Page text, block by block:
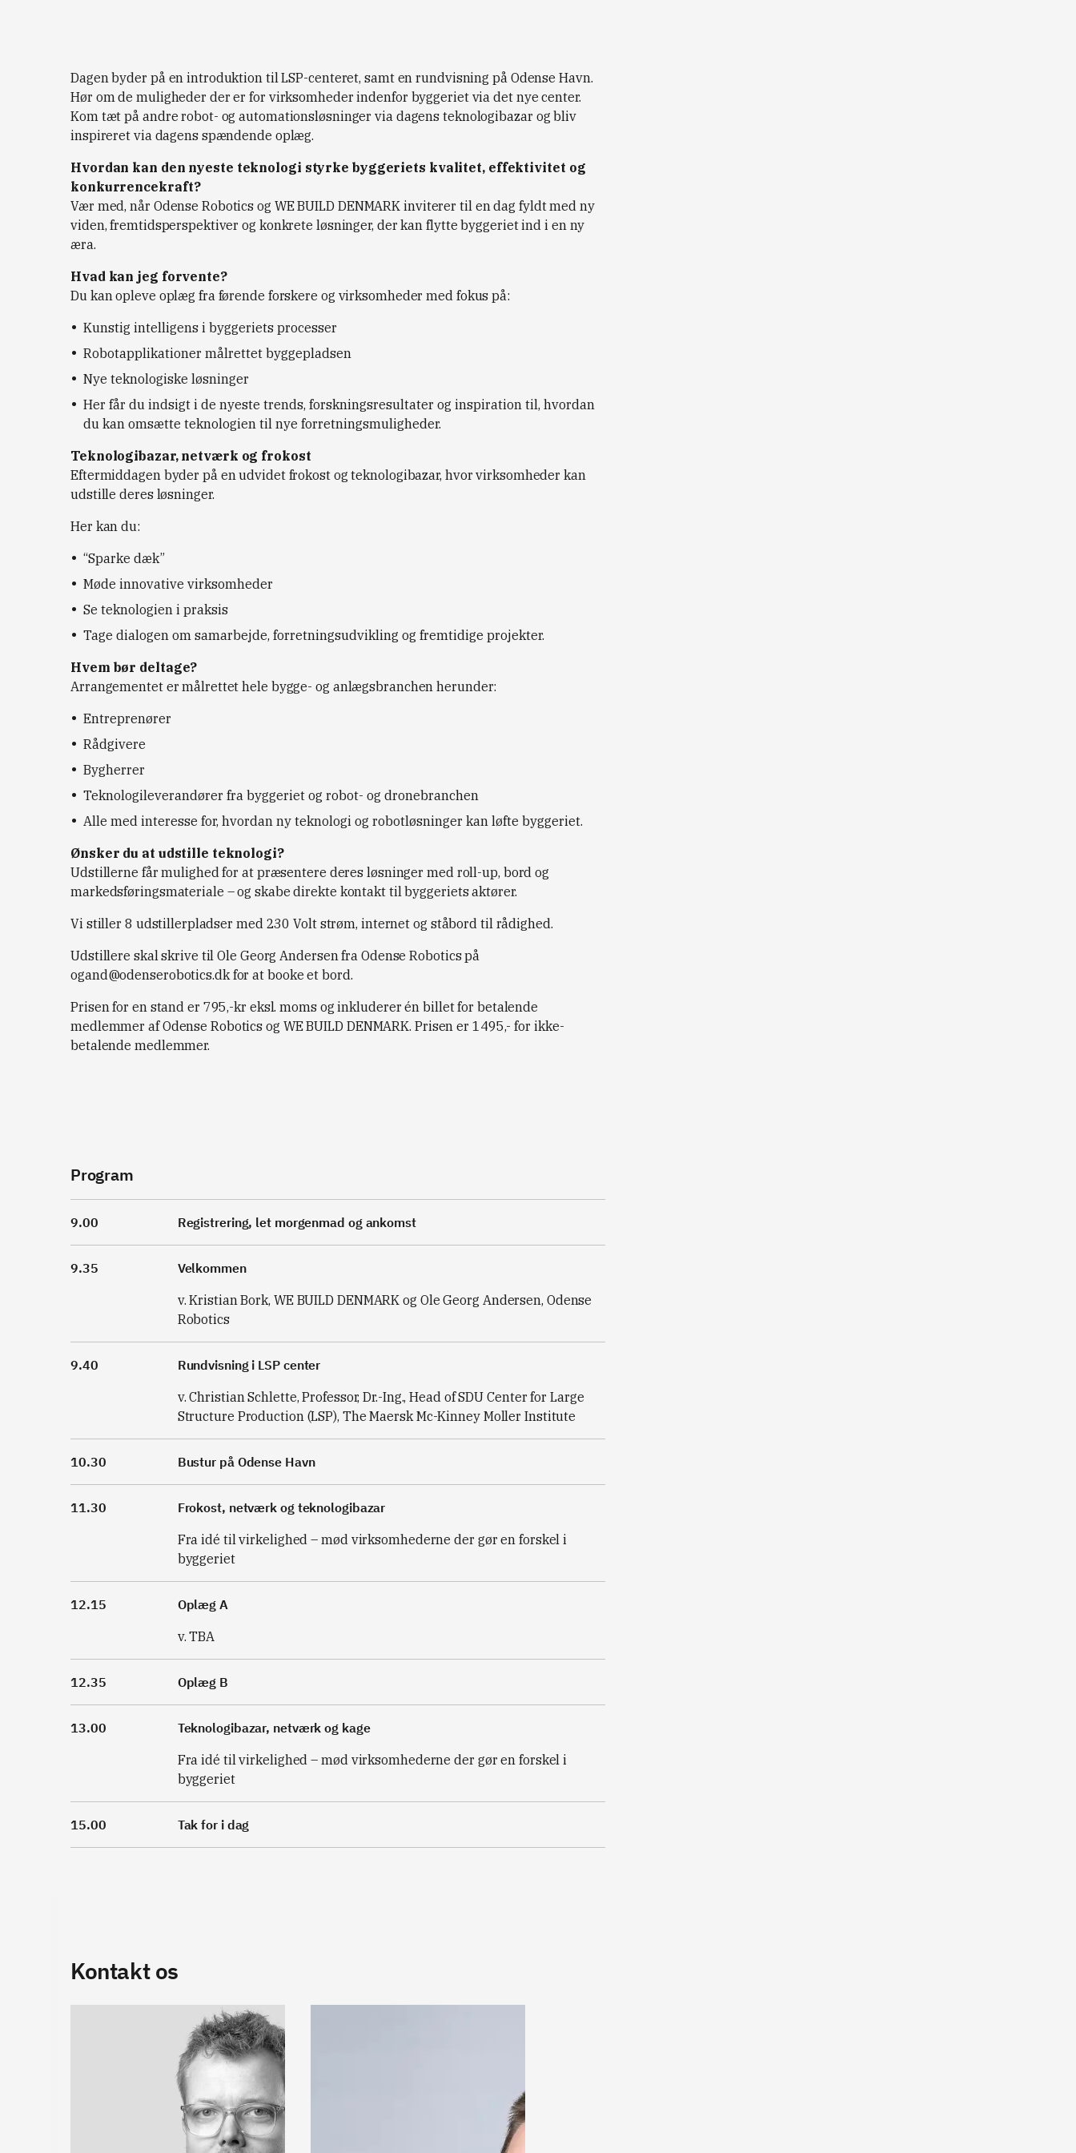
Dagen byder på en introduktion til LSP-centeret, samt en rundvisning på Odense Havn.
Hør om de muligheder der er for virksomheder indenfor byggeriet via det nye center.
Kom tæt på andre robot- og automationsløsninger via dagens teknologibazar og bliv
inspireret via dagens spændende oplæg.
Hvordan kan den nyeste teknologi styrke byggeriets kvalitet, effektivitet og
konkurrencekraft?
Vær med, når Odense Robotics og WE BUILD DENMARK inviterer til en dag fyldt med ny
viden, fremtidsperspektiver og konkrete løsninger, der kan flytte byggeriet ind i en ny
æra.
Hvad kan jeg forvente?
Du kan opleve oplæg fra førende forskere og virksomheder med fokus på:
Kunstig intelligens i byggeriets processer
Robotapplikationer målrettet byggepladsen
Nye teknologiske løsninger
Her får du indsigt i de nyeste trends, forskningsresultater og inspiration til, hvordan
du kan omsætte teknologien til nye forretningsmuligheder.
Teknologibazar, netværk og frokost
Eftermiddagen byder på en udvidet frokost og teknologibazar, hvor virksomheder kan
udstille deres løsninger.
Her kan du:
“Sparke dæk”
Møde innovative virksomheder
Se teknologien i praksis
Tage dialogen om samarbejde, forretningsudvikling og fremtidige projekter.
Hvem bør deltage?
Arrangementet er målrettet hele bygge- og anlægsbranchen herunder:
Entreprenører
Rådgivere
Bygherrer
Teknologileverandører fra byggeriet og robot- og dronebranchen
Alle med interesse for, hvordan ny teknologi og robotløsninger kan løfte byggeriet.
Ønsker du at udstille teknologi?
Udstillerne får mulighed for at præsentere deres løsninger med roll-up, bord og
markedsføringsmateriale – og skabe direkte kontakt til byggeriets aktører.
Vi stiller 8 udstillerpladser med 230 Volt strøm, internet og ståbord til rådighed.
Udstillere skal skrive til Ole Georg Andersen fra Odense Robotics på
ogand@odenserobotics.dkfor at booke et bord.
Prisen for en stand er 795,-kr eksl. moms og inkluderer én billet for betalende
medlemmer af Odense Robotics og WE BUILD DENMARK. Prisen er 1495,- for ikke-
betalende medlemmer.
Program
9.00 Registrering, let morgenmad og ankomst
9.35
Velkommen
v. Kristian Bork, WE BUILD DENMARK og Ole Georg Andersen, Odense
Robotics
9.40
Rundvisning i LSP center
v. Christian Schlette, Professor, Dr.-Ing., Head of SDU Center for Large
Structure Production (LSP), The Maersk Mc-Kinney Moller Institute
10.30 Bustur på Odense Havn
11.30
Frokost, netværk og teknologibazar
Fra idé til virkelighed – mød virksomhederne der gør en forskel i
byggeriet
12.15
Oplæg A
v. TBA
12.35 Oplæg B
13.00
Teknologibazar, netværk og kage
Fra idé til virkelighed – mød virksomhederne der gør en forskel i
byggeriet
15.00 Tak for i dag
Kontakt os